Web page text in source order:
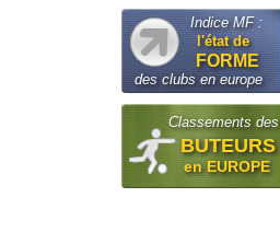
Indice MF :
l'état de
FORME
des clubs en europe
Classements des
BUTEURS
en EUROPE